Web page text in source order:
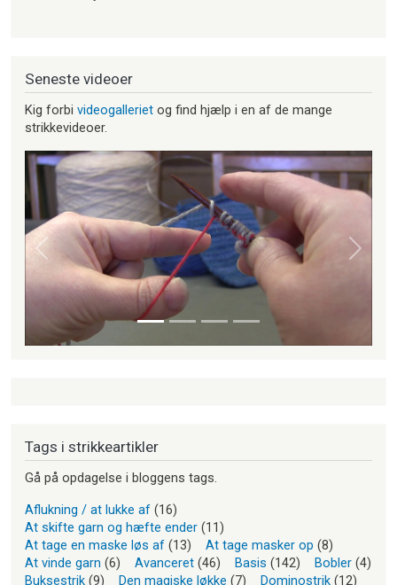
Seneste videoer
Kig forbi videogalleriet og find hjælp i en af de mange
strikkevideoer.
Forrige Næste
Tags i strikkeartikler
Gå på opdagelse i bloggens tags.
Aflukning / at lukke af (16)
At skifte garn og hæfte ender (11)
At tage en maske løs af (13) At tage masker op (8)
At vinde garn (6) Avanceret (46) Basis (142) Bobler (4)
Buksestrik (9) Den magiske løkke (7) Dominostrik (12)